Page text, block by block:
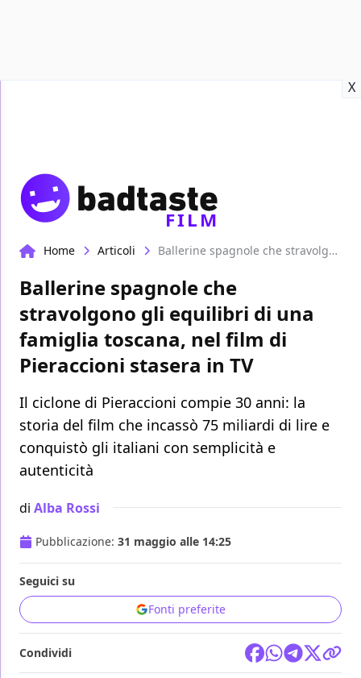
X
FILM
Home Articoli Ballerine spagnole che stravolgono gli equilibri di una famiglia toscana, nel film di Pieraccioni stasera in TV
Ballerine spagnole che
stravolgono gli equilibri di una
famiglia toscana, nel film di
Pieraccioni stasera in TV
Il ciclone di Pieraccioni compie 30 anni: la
storia del film che incassò 75 miliardi di lire e
conquistò gli italiani con semplicità e
autenticità
di Alba Rossi
Pubblicazione: 31 maggio alle 14:25
Seguici su
Fonti preferite
Condividi